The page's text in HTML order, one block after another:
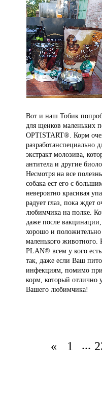
Вот и наш Тобик
для щенков маленьких
OPTISTART®. Корм
разработанспециально
экстракт молозива,
антитела и другие
Несмотря на все
собака ест его с
невероятно красивая
радует глаз, пока ждет
любимчика на полке.
даже после вакцинации,
хорошо и
маленького животного.
PLAN® всем у кого
так, даже если Ваш
инфекциям, помимо
корм, который отлично
Вашего любимчика!
« 1 ...